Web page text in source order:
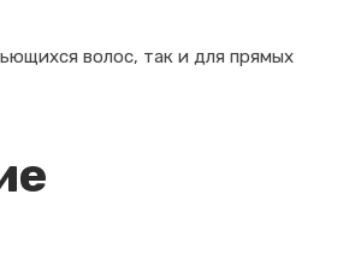
волос, так и для прямых